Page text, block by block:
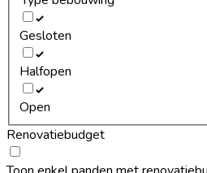
Gesloten
Halfopen
Open
Renovatiebudget